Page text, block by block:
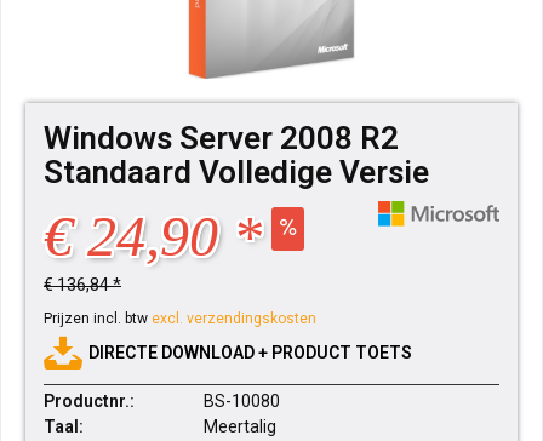
Windows Server 2008 R2
Standaard Volledige Versie
€ 24,90 *
€ 136,84 *
Prijzen incl. btw excl. verzendingskosten
DIRECTE DOWNLOAD + PRODUCT TOETS
Productnr.:
BS-10080
Taal:
Meertalig